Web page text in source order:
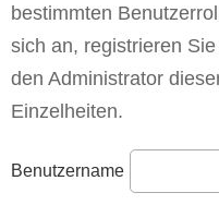
bestimmten
sich an, registrieren
den Administrator
Einzelheiten.
Benutzername